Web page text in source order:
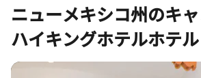
ニューメキシコ州のキ
ハイキングホテルホテル